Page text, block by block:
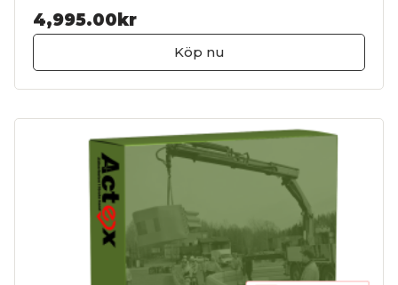
4,995.00kr
Köp nu